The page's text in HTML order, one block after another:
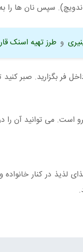
سپس نان ها را
و طرز تهیه اسنک
فر بگزارید. صبر
است. می توانید آن
لذیذ در کنار